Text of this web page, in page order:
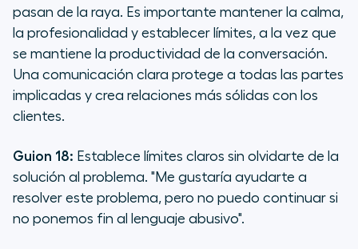
pasan de la raya. Es importante mantener la calma,
la profesionalidad y establecer límites, a la vez que
se mantiene la productividad de la conversación.
Una comunicación clara protege a todas las partes
implicadas y crea relaciones más sólidas con los
clientes.
Guion 18: Establece límites claros sin olvidarte de la
solución al problema. "Me gustaría ayudarte a
resolver este problema, pero no puedo continuar si
no ponemos fin al lenguaje abusivo".